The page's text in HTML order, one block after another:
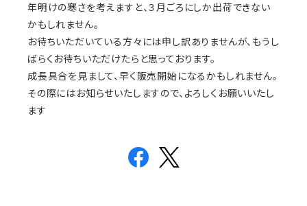
年明けの寒さを考えますと、３月ごろにしか出荷できない
かもしれません。
お待ちいただいている方々には申し訳ありませんが、もうし
ばらくお待ちいただけたらと思っております。
成長具合を見まして、早く販売開始になるかもしれません。
その際にはお知らせいたしますので、よろしくお願いいたし
ます